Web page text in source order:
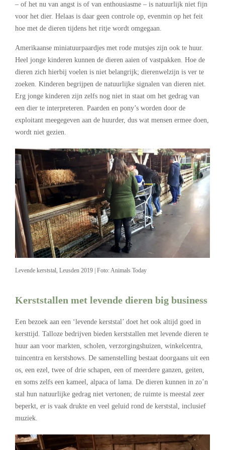
– of het nu van angst is of van enthousiasme – is natuurlijk niet fijn
voor het dier. Helaas is daar geen controle op, evenmin op het feit
hoe met de dieren tijdens het ritje wordt omgegaan.
Amerikaanse miniatuurpaardjes met rode mutsjes zijn ook te huur.
Heel jonge kinderen kunnen de dieren aaien of vastpakken. Hoe de
dieren zich hierbij voelen is niet belangrijk; dierenwelzijn is ver te
zoeken. Kinderen begrijpen de natuurlijke signalen van dieren niet.
Erg jonge kinderen zijn zelfs nog niet in staat om het gedrag van
een dier te interpreteren. Paarden en pony’s worden door de
exploitant meegegeven aan de huurder, dus wat mensen ermee doen,
wordt niet gezien.
Levende kerststal, Leusden 2019 | Foto: Animals Today
Kerststallen met levende dieren big business
Een bezoek aan een ‘levende kerststal’ doet het ook altijd goed in
kersttijd. Talloze bedrijven bieden kerststallen met levende dieren te
huur aan voor markten, scholen, verzorgingshuizen, winkelcentra,
tuincentra en kerstshows. De samenstelling bestaat doorgaans uit een
os, een ezel, twee of drie schapen, een of meerdere ganzen, geiten,
en soms zelfs een kameel, alpaca of lama. De dieren kunnen in zo’n
stal hun natuurlijke gedrag niet vertonen; de ruimte is meestal zeer
beperkt, er is vaak drukte en veel geluid rond de kerststal, inclusief
muziek.